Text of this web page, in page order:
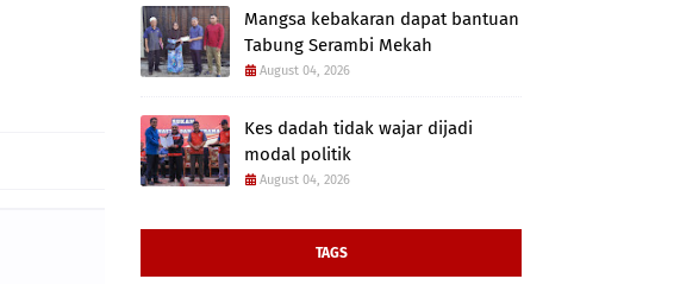
Mangsa kebakaran dapat bantuan
Tabung Serambi Mekah
August 04, 2026
Kes dadah tidak wajar dijadi
modal politik
August 04, 2026
TAGS